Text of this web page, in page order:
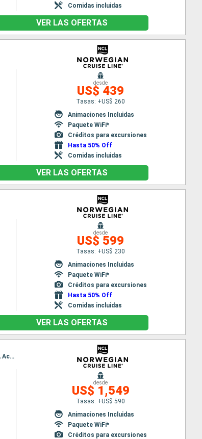
Comidas incluidas
VER LAS OFERTAS
desde
US$ 439
Tasas: +US$ 260
Animaciones Incluidas
Paquete WiFi*
Créditos para excursiones
Hasta 50% Off
Comidas incluidas
VER LAS OFERTAS
desde
US$ 599
Tasas: +US$ 230
Animaciones Incluidas
Paquete WiFi*
Créditos para excursiones
Hasta 50% Off
Comidas incluidas
VER LAS OFERTAS
Itinerario : Miami, Cartagena de Indias, Colón - Panama, Canal de Panama, Puerta caldera, Puerto Quetzal, Acapulco, Cabo san Lucas, Los Angeles
desde
US$ 1,549
Tasas: +US$ 590
Animaciones Incluidas
Paquete WiFi*
Créditos para excursiones